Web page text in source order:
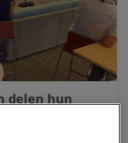
delen hun